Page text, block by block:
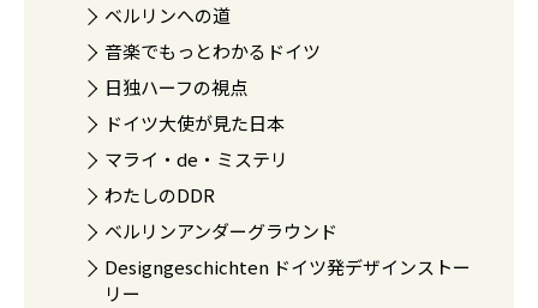
ベルリンへの道
音楽でもっとわかるドイツ
日独ハーフの視点
ドイツ大使が見た日本
マライ・de・ミステリ
わたしのDDR
ベルリンアンダーグラウンド
Designgeschichten ドイツ発デザインストー
リー